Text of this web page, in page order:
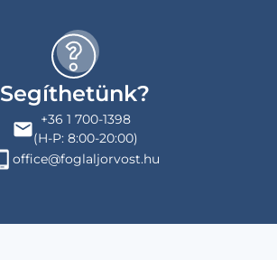
Segíthetünk?
+36 1 700-1398
(H-P: 8:00-20:00)
office@foglaljorvost.hu